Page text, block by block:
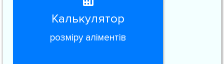
Калькулятор
розміру аліментів